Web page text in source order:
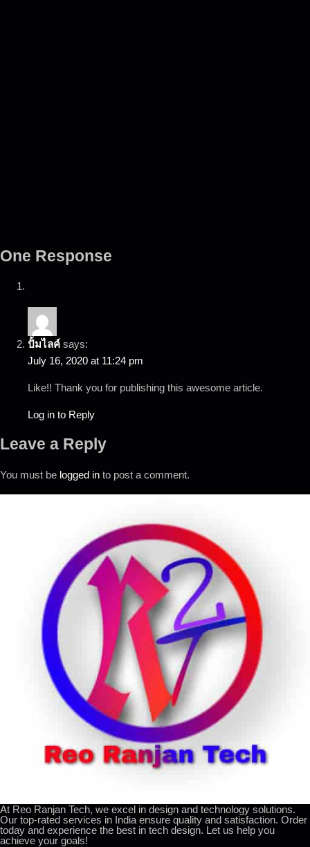
One Response
ปั้มไลค์ says:
July 16, 2020 at 11:24 pm
Like!! Thank you for publishing this awesome article.
Log in to Reply
Leave a Reply
You must be logged in to post a comment.
At Reo Ranjan Tech, we excel in design and technology solutions.
Our top-rated services in India ensure quality and satisfaction. Order
today and experience the best in tech design. Let us help you
achieve your goals!